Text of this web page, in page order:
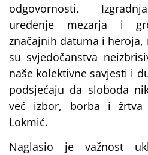
odgovornosti.
uređenje mezarja i
značajnih datuma i
su svjedočanstva
naše kolektivne savjesti i
podsjećaju da sloboda
već izbor, borba i
Lokmić.
Naglasio je važnost